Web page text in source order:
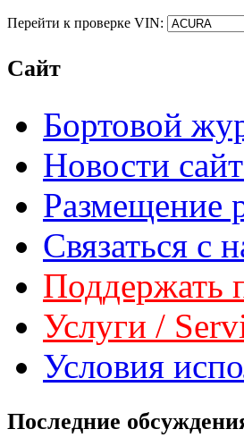
Перейти к проверке VIN:
Сайт
Бортовой
Новости
Размещение
Связаться с
Поддержать
Услуги /
Условия
Последние